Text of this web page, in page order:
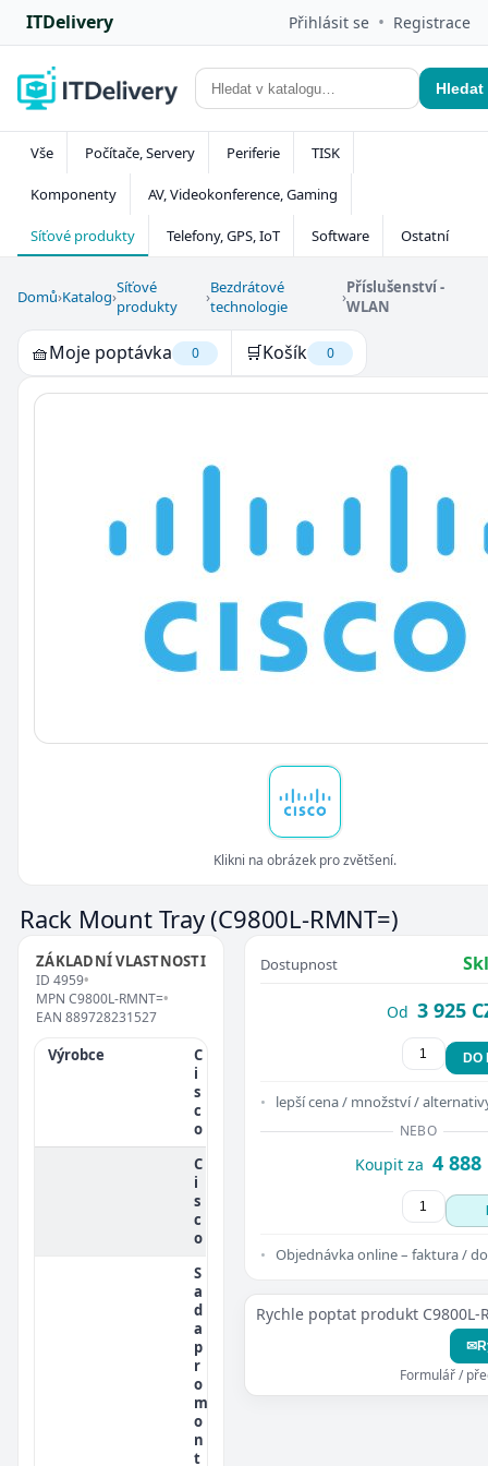
ITDelivery Přihlásit se • Registrace
Hledat
Vše Počítače, Servery Periferie TISK
Komponenty AV, Videokonference, Gaming
Síťové produkty Telefony, GPS, IoT Software Ostatní
Domů›Katalog›Síťové
produkty
›Bezdrátové
technologie
›Příslušenství -
WLAN
🧺Moje poptávka 0 🛒Košík 0
Klikni na obrázek pro zvětšení.
Rack Mount Tray(C9800L-RMNT=)
ZÁKLADNÍ VLASTNOSTI
ID 4959•
MPN C9800L-RMNT=•
EAN 889728231527
Výrobce
C
i
s
c
o
C
i
s
c
o
S
a
d
a
p
r
o
m
o
n
t
Dostupnost
Od 3 925
DO
lepší cena / množství /
NEBO
Koupit za 4 888
Objednávka online – faktura /
Rychle poptat produkt C9800L-
✉
Formulář /